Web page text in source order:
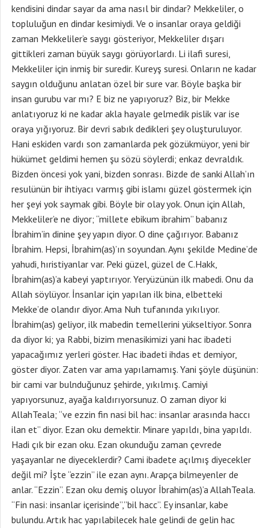
kendisini dindar sayar da ama nasıl bir dindar? Mekkeliler, o
topluluğun en dindar kesimiydi. Ve o insanlar oraya geldiği
zaman Mekkeliler’e saygı gösteriyor, Mekkeliler dışarı
gittikleri zaman büyük saygı görüyorlardı. Li ilafi suresi,
Mekkeliler için inmiş bir suredir. Kureyş suresi. Onların ne kadar
saygın olduğunu anlatan özel bir sure var. Böyle başka bir
insan gurubu var mı? E biz ne yapıyoruz? Biz, bir Mekke
anlatıyoruz ki ne kadar akla hayale gelmedik pislik var ise
oraya yığıyoruz. Bir devri sabık dedikleri şey oluşturuluyor.
Hani eskiden vardı son zamanlarda pek gözükmüyor, yeni bir
hükümet geldimi hemen şu sözü söylerdi; enkaz devraldık.
Bizden öncesi yok yani, bizden sonrası. Bizde de sanki Allah’ın
resulünün bir ihtiyacı varmış gibi islamı güzel göstermek için
her şeyi yok saymak gibi. Böyle bir olay yok. Onun için Allah,
Mekkeliler’e ne diyor; “millete ebikum ibrahim” babanız
İbrahim’in dinine şey yapın diyor. O dine çağırıyor. Babanız
İbrahim. Hepsi, İbrahim(as)’ın soyundan. Aynı şekilde Medine’de
yahudi, hıristiyanlar var. Peki güzel, güzel de C.Hakk,
İbrahim(as)’a kabeyi yaptırıyor. Yeryüzünün ilk mabedi. Onu da
Allah söylüyor. İnsanlar için yapılan ilk bina, elbetteki
Mekke’de olandır diyor. Ama Nuh tufanında yıkılıyor.
İbrahim(as) geliyor, ilk mabedin temellerini yükseltiyor. Sonra
da diyor ki; ya Rabbi, bizim menasikimizi yani hac ibadeti
yapacağımız yerleri göster. Hac ibadeti ihdas et demiyor,
göster diyor. Zaten var ama yapılamamış. Yani şöyle düşünün:
bir cami var bulnduğunuz şehirde, yıkılmış. Camiyi
yapıyorsunuz, ayağa kaldırıyorsunuz. O zaman diyor ki
AllahTeala; “ve ezzin fin nasi bil hac: insanlar arasında haccı
ilan et” diyor. Ezan oku demektir. Minare yapıldı, bina yapıldı.
Hadi çık bir ezan oku. Ezan okunduğu zaman çevrede
yaşayanlar ne diyeceklerdir? Cami ibadete açılmış diyecekler
değil mi? İşte “ezzin” ile ezan aynı. Arapça bilmeyenler de
anlar. “Ezzin”. Ezan oku demiş oluyor İbrahim(as)’a AllahTeala.
“Fin nasi: insanlar içerisinde”,”bil hacc”. Ey insanlar, kabe
bulundu. Artık hac yapılabilecek hale gelindi de gelin hac